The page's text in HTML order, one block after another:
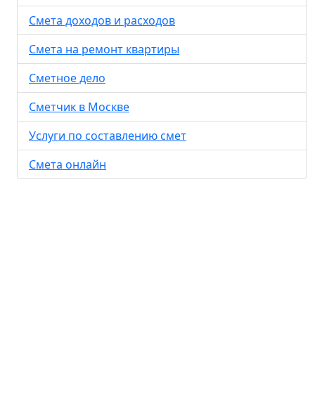
Смета доходов и расходов
Смета на ремонт квартиры
Сметное дело
Сметчик в Москве
Услуги по составлению смет
Смета онлайн